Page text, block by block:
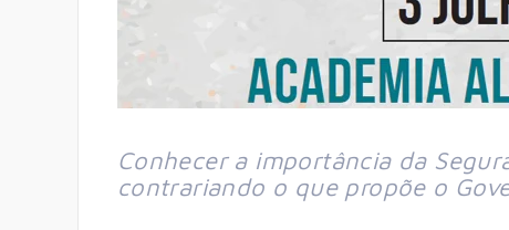
Conhecer a importância da
contrariando o que propõe o